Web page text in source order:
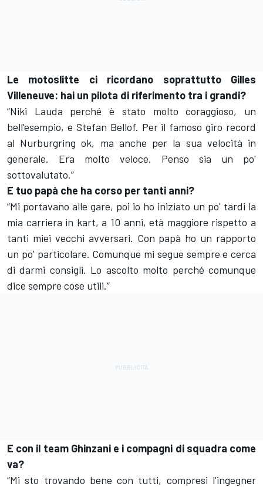
Le motoslitte ci ricordano soprattutto Gilles
Villeneuve: hai un pilota di riferimento tra i grandi?
“Niki Lauda perché è stato molto coraggioso, un
bell'esempio, e Stefan Bellof. Per il famoso giro record
al Nurburgring ok, ma anche per la sua velocità in
generale. Era molto veloce. Penso sia un po'
sottovalutato.”
E tuo papà che ha corso per tanti anni?
“Mi portavano alle gare, poi io ho iniziato un po' tardi la
mia carriera in kart, a 10 anni, età maggiore rispetto a
tanti miei vecchi avversari. Con papà ho un rapporto
un po' particolare. Comunque mi segue sempre e cerca
di darmi consigli. Lo ascolto molto perché comunque
dice sempre cose utili.”
E con il team Ghinzani e i compagni di squadra come
va?
“Mi sto trovando bene con tutti, compresi l'ingegner